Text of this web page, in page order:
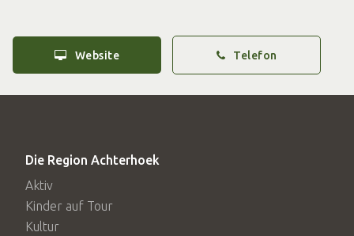
Website Telefon
Die Region Achterhoek
Aktiv
Kinder auf Tour
Kultur